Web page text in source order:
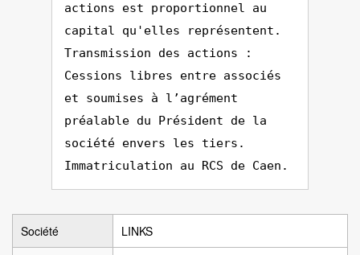
actions est proportionnel au
capital qu'elles représentent.
Transmission des actions :
Cessions libres entre associés
et soumises à l’agrément
préalable du Président de la
société envers les tiers.
Immatriculation au RCS de Caen.
Société LINKS